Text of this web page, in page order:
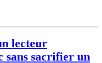
lecteur
sans sacrifier un